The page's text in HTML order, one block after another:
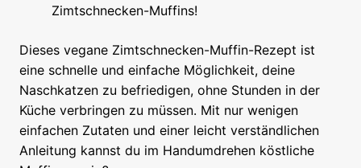
Zimtschnecken-Muffins!
Dieses vegane Zimtschnecken-Muffin-Rezept ist
eine schnelle und einfache Möglichkeit, deine
Naschkatzen zu befriedigen, ohne Stunden in der
Küche verbringen zu müssen. Mit nur wenigen
einfachen Zutaten und einer leicht verständlichen
Anleitung kannst du im Handumdrehen köstliche